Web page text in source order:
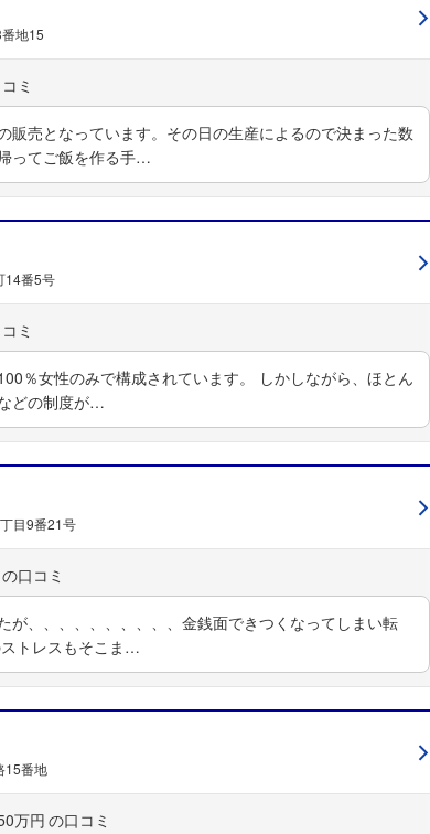
地15
販売となっています。その日の生産によるので決まった数
ってご飯を作る手…
14番5号
％女性のみで構成されています。 しかしながら、ほとん
どの制度が…
目9番21号
が、、、、、、、、、、金銭面できつくなってしまい転
トレスもそこま…
15番地
万円